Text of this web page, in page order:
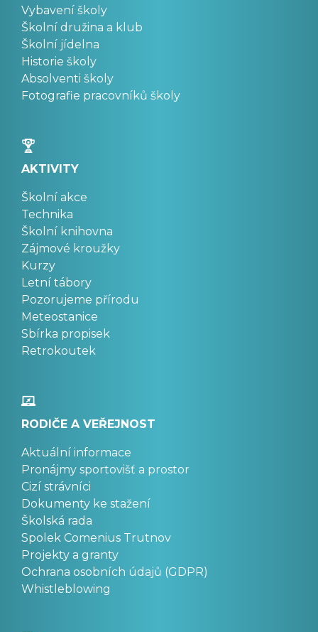
Vybavení školy
Školní družina a klub
Školní jídelna
Historie školy
Absolventi školy
Fotografie pracovníků školy
AKTIVITY
Školní akce
Technika
Školní knihovna
Zájmové kroužky
Kurzy
Letní tábory
Pozorujeme přírodu
Meteostanice
Sbírka propisek
Retrokoutek
RODIČE A VEŘEJNOST
Aktuální informace
Pronájmy sportovišť a prostor
Cizí strávníci
Dokumenty ke stažení
Školská rada
Spolek Comenius Trutnov
Projekty a granty
Ochrana osobních údajů (GDPR)
Whistleblowing